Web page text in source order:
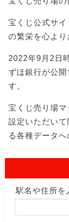
宝くじ公式サ
の繁栄を心より
2022年9月2日
ずほ銀行が公開
す。
宝くじ売り場
設定いただい
る各種データ
駅名や住所を